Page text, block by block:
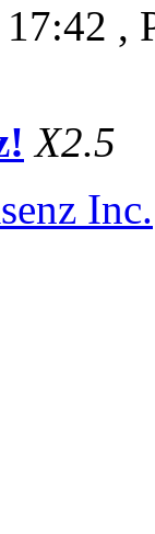
,
X2.5
Inc.